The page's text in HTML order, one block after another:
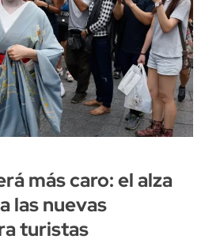
más caro: el alza
las nuevas
turistas